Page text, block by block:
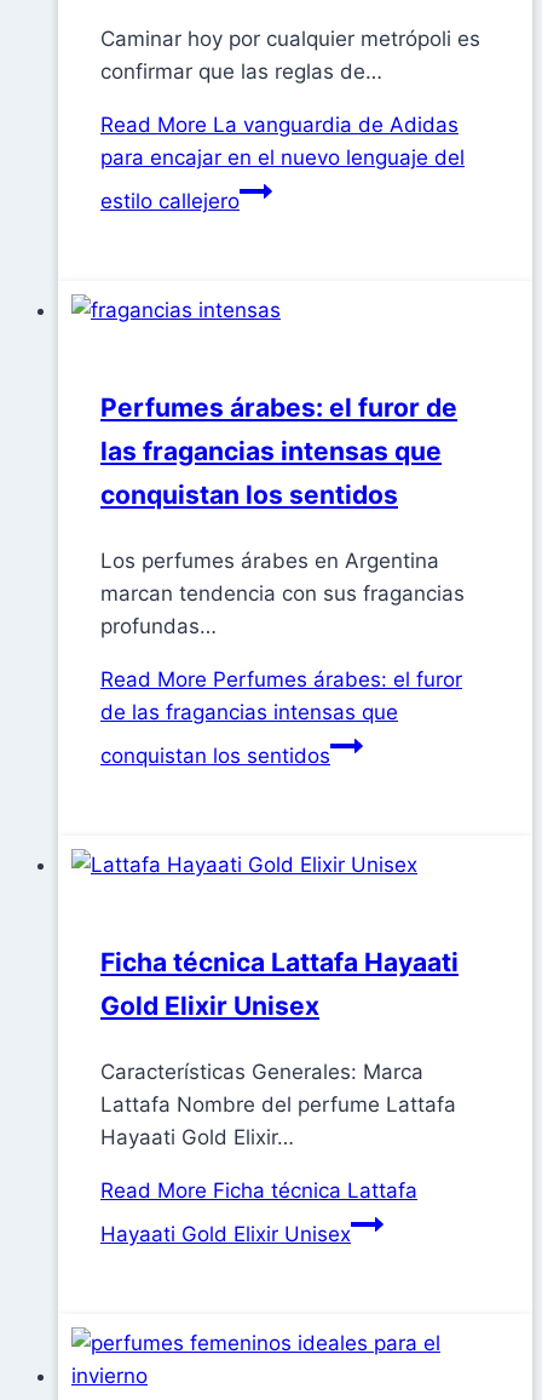
Caminar hoy por cualquier metrópoli es
confirmar que las reglas de…
Read More La vanguardia de Adidas
para encajar en el nuevo lenguaje del
estilo callejero
Perfumes árabes: el furor de
las fragancias intensas que
conquistan los sentidos
Los perfumes árabes en Argentina
marcan tendencia con sus fragancias
profundas…
Read More Perfumes árabes: el furor
de las fragancias intensas que
conquistan los sentidos
Ficha técnica Lattafa Hayaati
Gold Elixir Unisex
Características Generales: Marca
Lattafa Nombre del perfume Lattafa
Hayaati Gold Elixir…
Read More Ficha técnica Lattafa
Hayaati Gold Elixir Unisex